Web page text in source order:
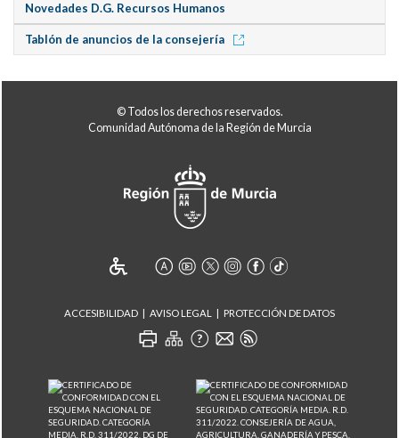
Novedades D.G. Recursos Humanos
Tablón de anuncios de la consejería
© Todos los derechos reservados.
Comunidad Autónoma de la Región de Murcia
ACCESIBILIDAD AVISO LEGAL PROTECCIÓN DE DATOS